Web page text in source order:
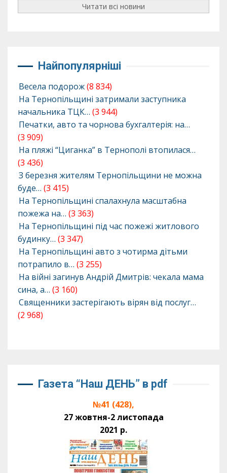
Читати всі новини
Найпопулярніші
Весела подорож(8 834)
На Тернопільщині затримали заступника
начальника ТЦК… (3 944)
Печатки, авто та чорнова бухгалтерія: на…
(3 909)
На пляжі “Циганка” в Тернополі втопилася…
(3 436)
З березня жителям Тернопільщини не можна
буде… (3 415)
На Тернопільщині спалахнула масштабна
пожежа на… (3 363)
На Тернопільщині під час пожежі житлового
будинку… (3 347)
На Тернопільщині авто з чотирма дітьми
потрапило в… (3 255)
На війні загинув Андрій Дмитрів: чекала мама
сина, а… (3 160)
Священники застерігають вірян від послуг…
(2 968)
Газета “Наш ДЕНЬ” в pdf
№41 (428),
27 жовтня-2 листопада
2021 р.